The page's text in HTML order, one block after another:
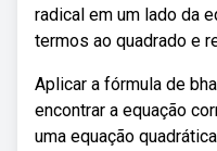
radical em um lado da
termos ao quadrado e
Aplicar a fórmula de
encontrar a equação
uma equação